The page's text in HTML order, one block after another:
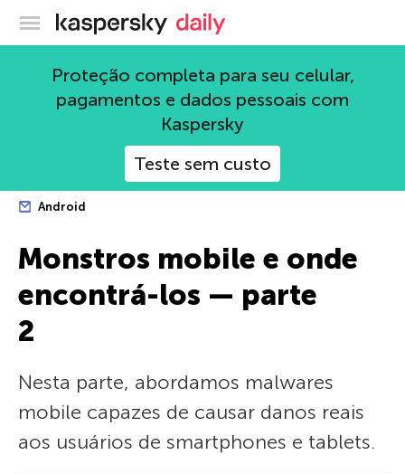
Blog oficial da Kaspersky
Proteção completa para seu celular,
pagamentos e dados pessoais com
Kaspersky
Teste sem custo
Android
Monstros mobile e onde
encontrá-los — parte
2
Nesta parte, abordamos malwares
mobile capazes de causar danos reais
aos usuários de smartphones e tablets.